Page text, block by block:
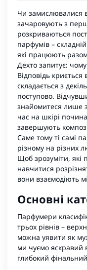
Чи замислювалися
зачаровують з
розкриваються
парфумів –
які працюють
Дехто запитує:
Відповідь
складається з
поступово.
знайомитеся лише
час на шкірі
завершують
Саме тому ті самі
різному на різних
Щоб зрозуміти, які
навчитися
вони взаємодіють
Основні
Парфумери
трьох рівнів –
можна уявити як
ми чуємо яскравий
глибокий